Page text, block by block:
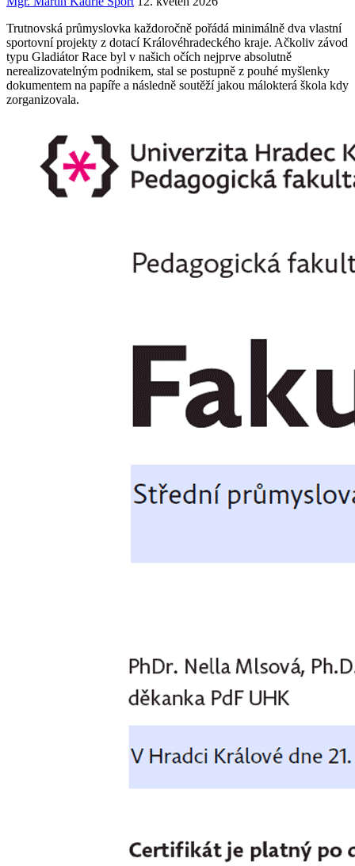
Trutnovská průmyslovka každoročně pořádá minimálně dva vlastní
sportovní projekty z dotací Královéhradeckého kraje. Ačkoliv závod
typu Gladiátor Race byl v našich očích nejprve absolutně
nerealizovatelným podnikem, stal se postupně z pouhé myšlenky
dokumentem na papíře a následně soutěží jakou málokterá škola kdy
zorganizovala.